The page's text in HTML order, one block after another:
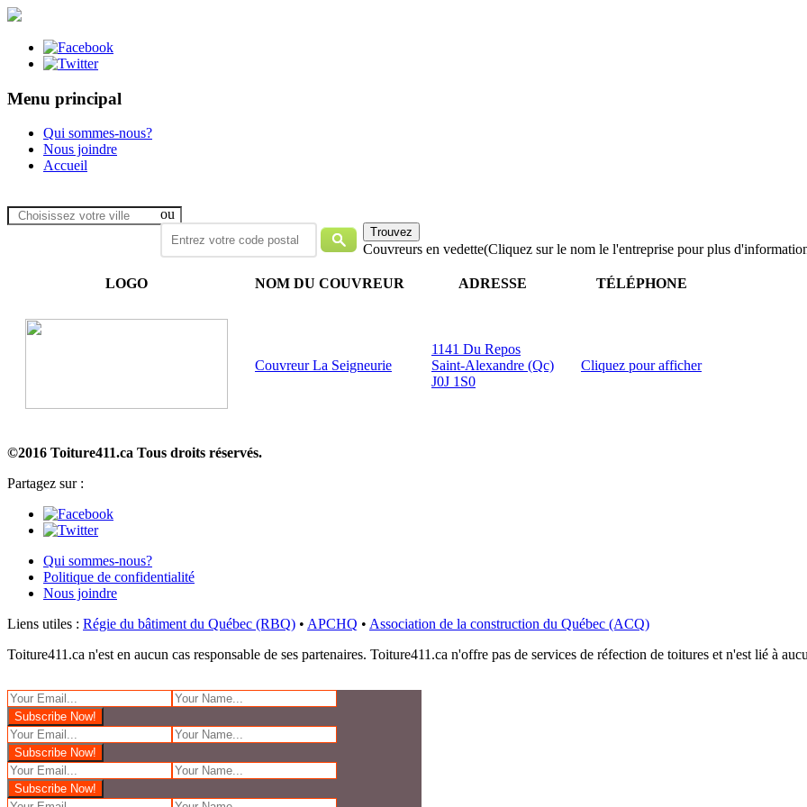
Menu principal
Qui sommes-nous?
Nous joindre
Accueil
ou
Couvreurs en vedette(Cliquez sur le nom le l'entreprise pour plus
LOGO NOM DU COUVREUR ADRESSE TÉLÉPHONE
Couvreur La Seigneurie
1141 Du Repos
Saint-Alexandre (Qc)
J0J 1S0
Cliquez pour afficher
©2016 Toiture411.ca Tous droits réservés.
Partagez sur :
Qui sommes-nous?
Politique de confidentialité
Nous joindre
Liens utiles : Régie du bâtiment du Québec (RBQ) • APCHQ • Association de la construction du Québec (ACQ)
Toiture411.ca n'est en aucun cas responsable de ses partenaires. Toiture411.ca n'offre pas de services de réfection de toitures et n'est lié à